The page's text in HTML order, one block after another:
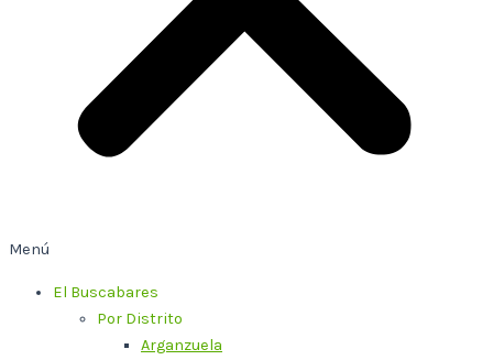
Menú
El Buscabares
Por Distrito
Arganzuela